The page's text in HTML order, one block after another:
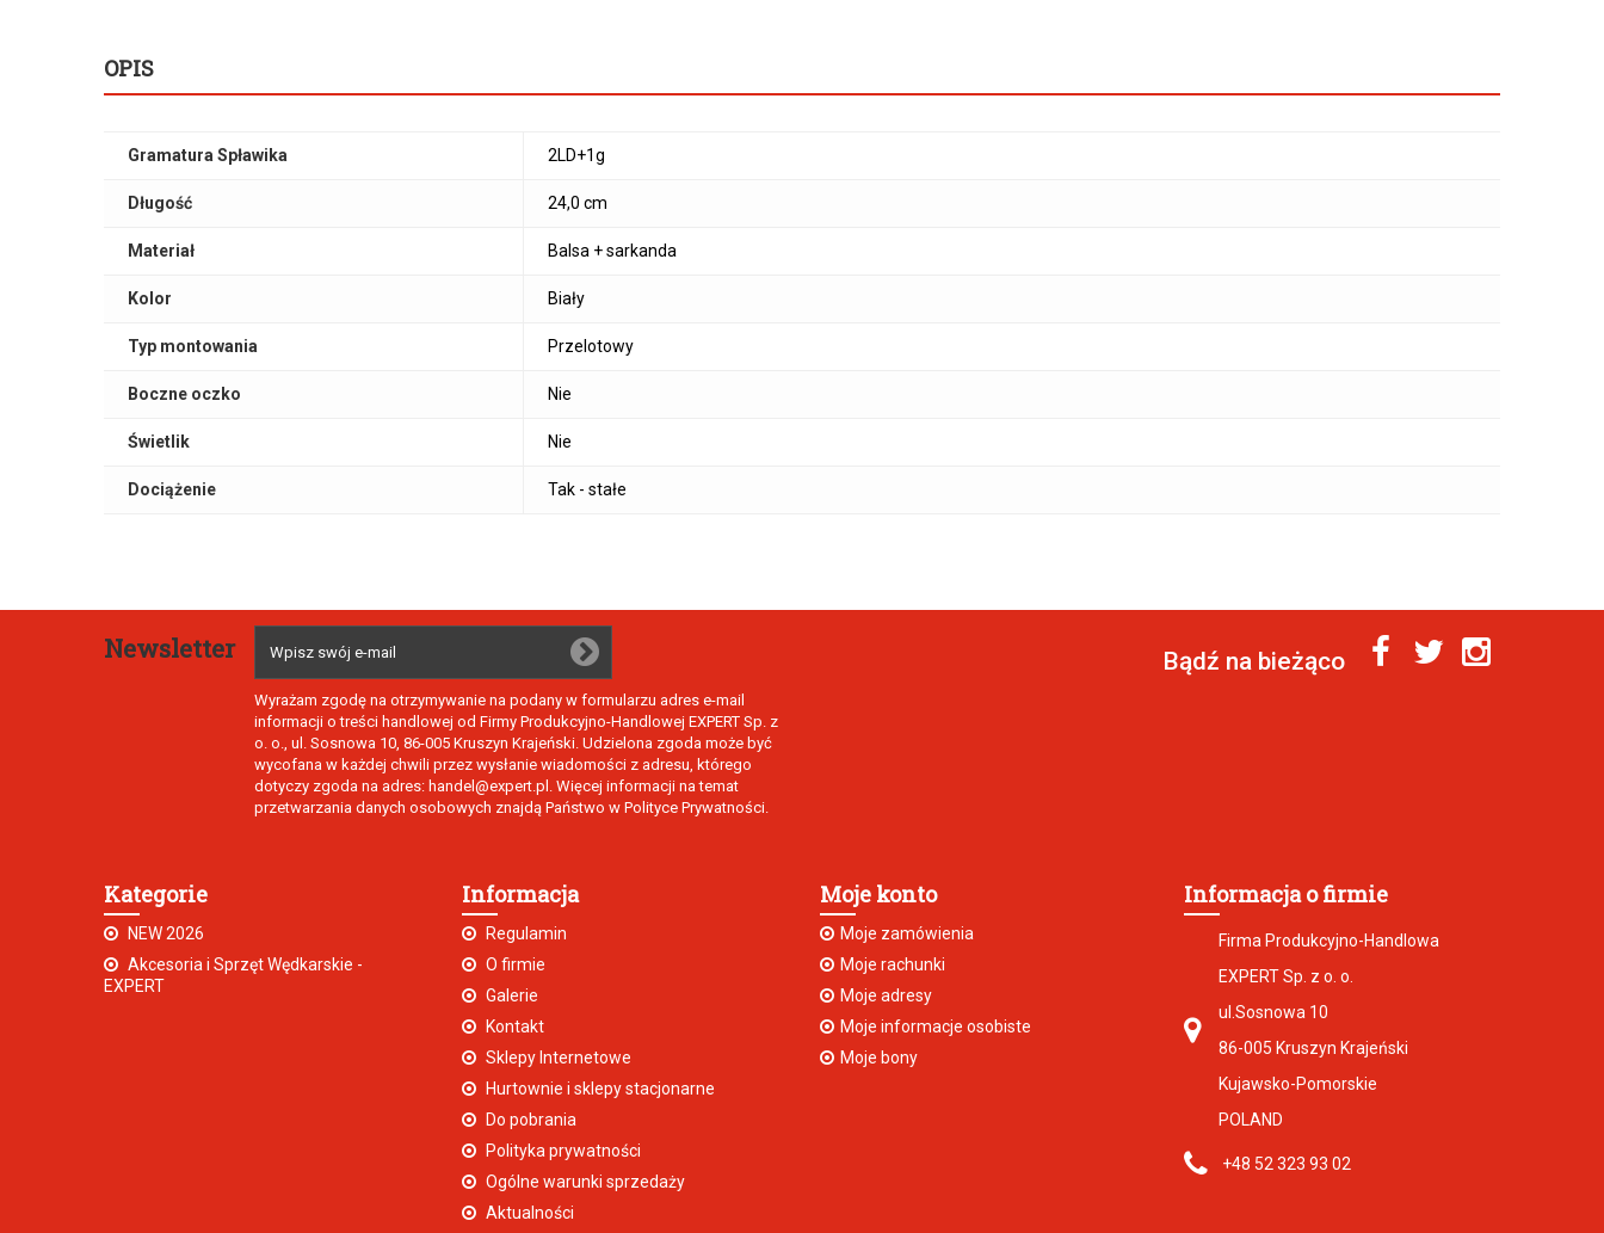
OPIS
Gramatura Spławika 2LD+1g
Długość 24,0 cm
Materiał Balsa + sarkanda
Kolor Biały
Typ montowania Przelotowy
Boczne oczko Nie
Świetlik Nie
Dociążenie Tak - stałe
Newsletter
Wyrażam zgodę na otrzymywanie na podany w formularzu adres e-mail
informacji o treści handlowej od Firmy Produkcyjno-Handlowej EXPERT Sp. z
o. o., ul. Sosnowa 10, 86-005 Kruszyn Krajeński. Udzielona zgoda może być
wycofana w każdej chwili przez wysłanie wiadomości z adresu, którego
dotyczy zgoda na adres: handel@expert.pl. Więcej informacji na temat
przetwarzania danych osobowych znajdą Państwo w Polityce Prywatności.
Bądź na bieżąco
Kategorie
NEW 2026
Akcesoria i Sprzęt Wędkarskie -
EXPERT
Informacja
Regulamin
O firmie
Galerie
Kontakt
Sklepy Internetowe
Hurtownie i sklepy stacjonarne
Do pobrania
Polityka prywatności
Ogólne warunki sprzedaży
Aktualności
Moje konto
Moje zamówienia
Moje rachunki
Moje adresy
Moje informacje osobiste
Moje bony
Informacja o firmie
Firma Produkcyjno-Handlowa
EXPERT Sp. z o. o.
ul.Sosnowa 10
86-005 Kruszyn Krajeński
Kujawsko-Pomorskie
POLAND
+48 52 323 93 02